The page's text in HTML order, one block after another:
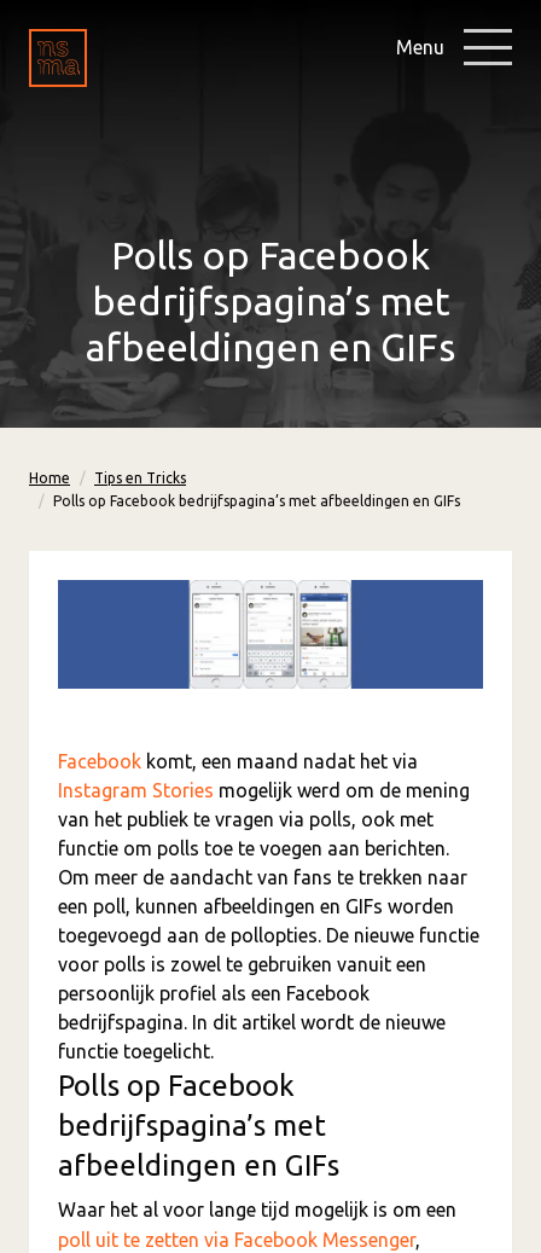
Menu
Polls op Facebook
bedrijfspagina’s met
afbeeldingen en GIFs
Home
Tips en Tricks
Polls op Facebook bedrijfspagina’s met afbeeldingen en GIFs
Facebook komt, een maand nadat het via
Instagram Stories mogelijk werd om de mening
van het publiek te vragen via polls, ook met
functie om polls toe te voegen aan berichten.
Om meer de aandacht van fans te trekken naar
een poll, kunnen afbeeldingen en GIFs worden
toegevoegd aan de pollopties. De nieuwe functie
voor polls is zowel te gebruiken vanuit een
persoonlijk profiel als een Facebook
bedrijfspagina. In dit artikel wordt de nieuwe
functie toegelicht.
Polls op Facebook
bedrijfspagina’s met
afbeeldingen en GIFs
Waar het al voor lange tijd mogelijk is om een
poll uit te zetten via Facebook Messenger,